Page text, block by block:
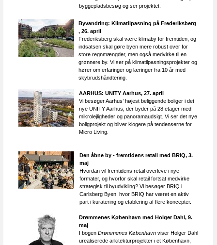
byggepladsbesøg og ser projektet.
Byvandring: Klimatilpasning på Frederiksberg​​​
, 26. april
Frederiksberg skal være klimaby for fremtiden, og
indsatsen skal gøre byen mere robust over for
store regnmængder, men også medvirke til en
grønnere by. Vi ser på klimatilpasningsprojekter og
hører om erfaringer og læringer fra 10 år med
skybrudshåndtering.
AARHUS: UNITY Aarhus, 27. april
Vi besøger Aarhus’ højest beliggende boliger i det
nye UNITY Aarhus, der byder på 28 etager med
mikrolejligheder og panoramaudsigt. Vi ser det nye
boligprojekt og bliver klogere på tendenserne for
Micro Living.
Den åbne by - fremtidens retail med BRIQ​, 3.
maj
Hvordan vil fremtidens retail overleve i nye
formater, og hvorfor skal retail fortsat medvirke
strategisk til byudvikling? Vi besøger BRIQ i
Carlsberg Byen, hvor BRIQ har været en aktiv
part i kuratering og etablering af flere koncepter.
Drømmenes København med Holger Dahl, 9.
maj
I bogen Drømmenes København viser Holger Dahl
urealiserede arkitekturprojekter i et København,